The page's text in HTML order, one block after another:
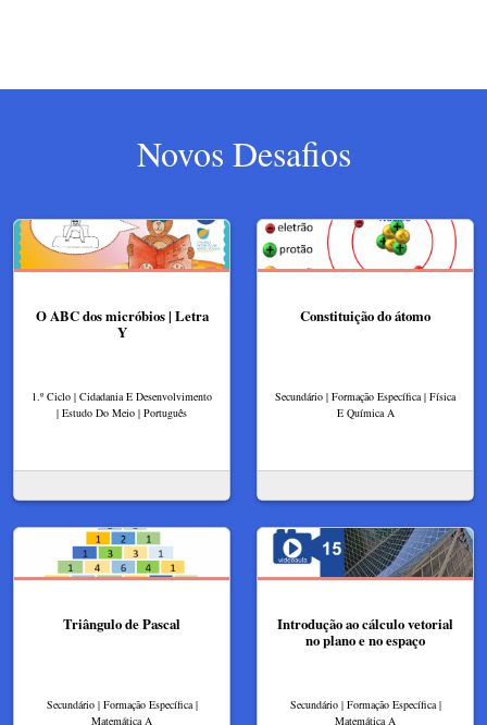
Novos Desafios
O ABC dos micróbios | Letra
Y
1.º Ciclo | Cidadania E Desenvolvimento
| Estudo Do Meio | Português
Constituição do átomo
Secundário | Formação Específica | Física
E Química A
Triângulo de Pascal
Secundário | Formação Específica |
Matemática A
Introdução ao cálculo vetorial
no plano e no espaço
Secundário | Formação Específica |
Matemática A